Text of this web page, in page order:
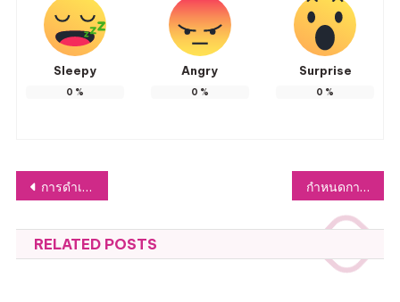
Sleepy
0 %
Angry
0 %
Surprise
0 %
แนะแนว
เรื่อง
การดำเนินการตามมาตรการส่งเสริมคุณธรรมและความโปร่งใส กำหนดการรับลงทะเบียนเพื่อรับวัคซีนป้องกันโรคพิษสุนัขบ้า สุนัขและแมว ปีงบประมาณ 2569 (รอบที่1)
RELATED POSTS